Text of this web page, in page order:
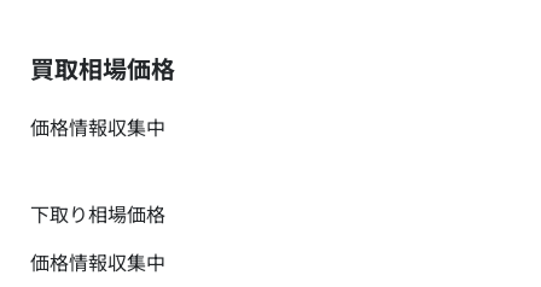
買取相場価格
価格情報収集中
下取り相場価格
価格情報収集中